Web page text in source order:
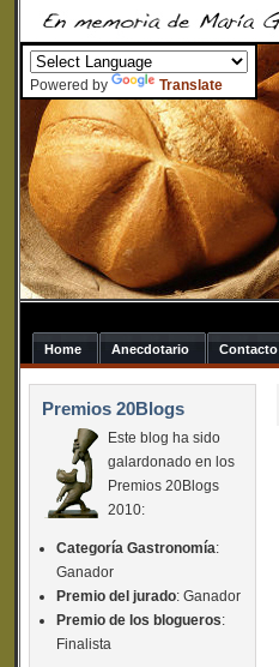
Powered by Translate
Home Anecdotario Contacto
Premios 20Blogs
Este blog ha sido
galardonado en los
Premios 20Blogs
2010:
Categoría Gastronomía:
Ganador
Premio del jurado: Ganador
Premio de los blogueros:
Finalista